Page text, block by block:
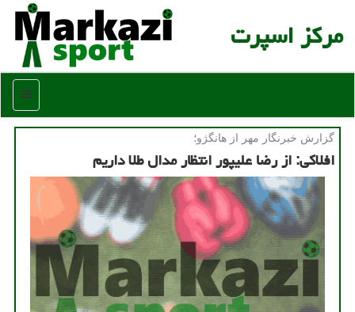
مركز اسپرت
منو
گزارش خبرنگار مهر از هانگژو؛
افلاکی: از رضا علیپور انتظار مدال طلا داریم